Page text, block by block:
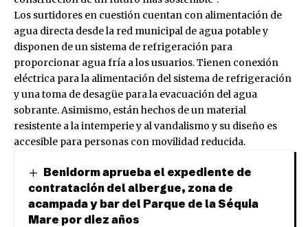
Los surtidores en cuestión cuentan con alimentación de
agua directa desde la red municipal de agua potable y
disponen de un sistema de refrigeración para
proporcionar agua fría a los usuarios. Tienen conexión
eléctrica para la alimentación del sistema de refrigeración
y una toma de desagüe para la evacuación del agua
sobrante. Asimismo, están hechos de un material
resistente a la intemperie y al vandalismo y su diseño es
accesible para personas con movilidad reducida.
Benidorm aprueba el expediente de
contratación del albergue, zona de
acampada y bar del Parque de la Séquia
Mare por diez años